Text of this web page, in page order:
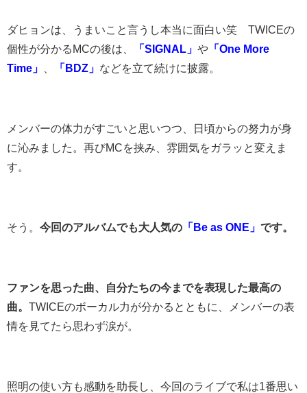
ダヒョンは、うまいこと言うし本当に面白い笑 TWICEの
個性が分かるMCの後は、
「SIGNAL」 や 「One More
Time」
「BDZ」 などを立て続けに披露。
メンバーの体力がすごいと思いつつ、日頃からの努力が身
に沁みました。再びMCを挟み、雰囲気をガラッと変えま
す。
そう。 今回のアルバムでも大人気の 「Be as ONE」 です。
ファンを思った曲、自分たちの今までを表現した最高の
曲。 TWICEのボーカル力が分かるとともに、メンバーの表
情を見てたら思わず涙が。
照明の使い方も感動を助長し、今回のライブで私は1番思い